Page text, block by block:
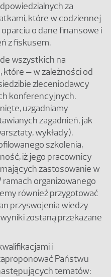
za
które w codziennej
o dane finansowe i
z fiskusem.
wszystkich na
– w zależności od
zleceniodawcy
konferencyjnych.
uzgadniamy
zagadnień, jak
wykłady).
szkolenia,
iż jego pracownicy
zastosowanie w
ramach organizowanego
również przygotować
przyswojenia wiedzy
zostaną przekazane
i
Państwu
tematów: